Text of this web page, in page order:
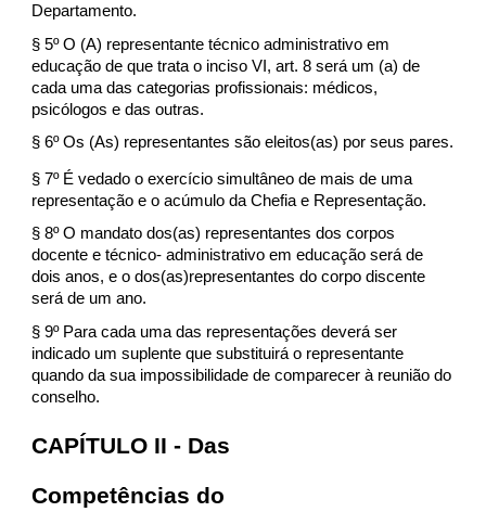
Departamento.
§ 5º O (A) representante técnico administrativo em
educação de que trata o inciso VI, art. 8 será um (a) de
cada uma das categorias profissionais: médicos,
psicólogos e das outras.
§ 6º Os (As) representantes são eleitos(as) por seus pares.
§ 7º É vedado o exercício simultâneo de mais de uma
representação e o acúmulo da Chefia e Representação.
§ 8º O mandato dos(as) representantes dos corpos
docente e técnico- administrativo em educação será de
dois anos, e o dos(as)representantes do corpo discente
será de um ano.
§ 9º Para cada uma das representações deverá ser
indicado um suplente que substituirá o representante
quando da sua impossibilidade de comparecer à reunião do
conselho.
CAPÍTULO II - Das
Competências do